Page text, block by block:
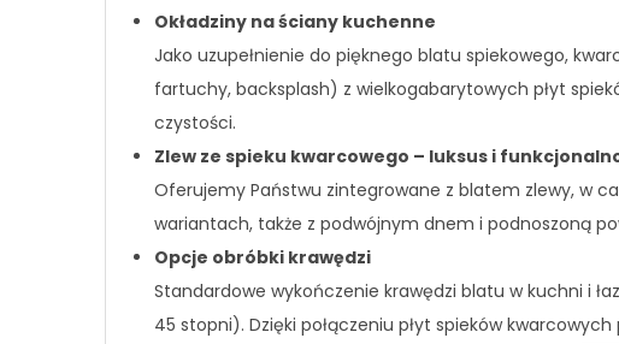
Okładziny na ściany kuchenne
Jako uzupełnienie do pięknego blatu spiekowego,
fartuchy, backsplash) z wielkogabarytowych płyt
czystości.
Zlew ze spieku kwarcowego – luksus i
Oferujemy Państwu zintegrowane z blatem zlewy, w
wariantach, także z podwójnym dnem i podnoszoną
Opcje obróbki krawędzi
Standardowe wykończenie krawędzi blatu w kuchni i
45 stopni). Dzięki połączeniu płyt spieków